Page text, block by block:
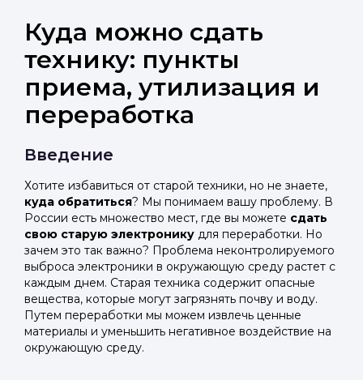
Куда можно сдать
технику: пункты
приема, утилизация и
переработка
Введение
Хотите избавиться от старой техники, но не знаете,
куда обратиться? Мы понимаем вашу проблему. В
России есть множество мест, где вы можете сдать
свою старую электронику для переработки. Но
зачем это так важно? Проблема неконтролируемого
выброса электроники в окружающую среду растет с
каждым днем. Старая техника содержит опасные
вещества, которые могут загрязнять почву и воду.
Путем переработки мы можем извлечь ценные
материалы и уменьшить негативное воздействие на
окружающую среду.